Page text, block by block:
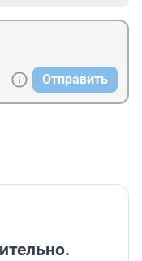
Отправить